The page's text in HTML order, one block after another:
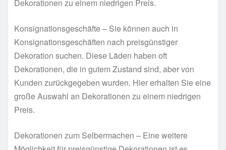
Dekorationen zu einem niedrigen Preis.
Konsignationsgeschäfte – Sie können auch in
Konsignationsgeschäften nach preisgünstiger
Dekoration suchen. Diese Läden haben oft
Dekorationen, die in gutem Zustand sind, aber von
Kunden zurückgegeben wurden. Hier erhalten Sie eine
große Auswahl an Dekorationen zu einem niedrigen
Preis.
Dekorationen zum Selbermachen – Eine weitere